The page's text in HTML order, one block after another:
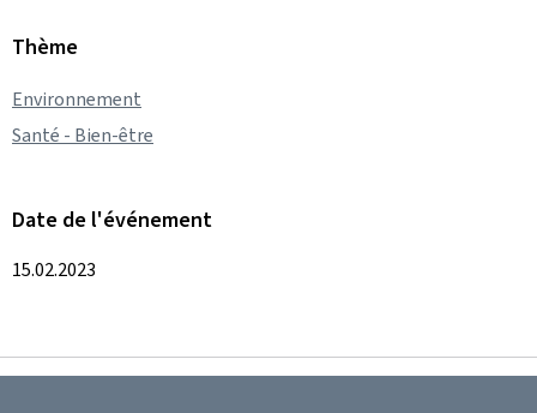
Thème
Environnement
Santé - Bien-être
Date de l'événement
15.02.2023